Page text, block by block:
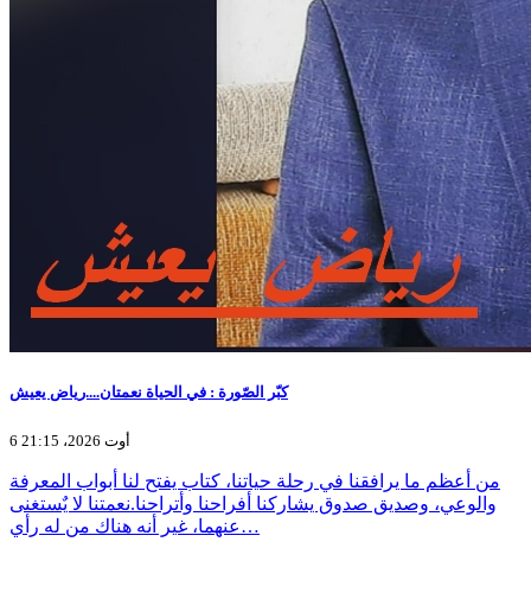
كبّر الصّورة : في الحياة نعمتان....رياض يعيش
6 أوت 2026، 21:15
من أعظم ما يرافقنا في رحلة حياتنا، كتاب يفتح لنا أبواب المعرفة
والوعي، وصديق صدوق يشاركنا أفراحنا وأتراحنا.نعمتنا لا يٌستغنى
عنهما، غير أنه هناك من له رأي…